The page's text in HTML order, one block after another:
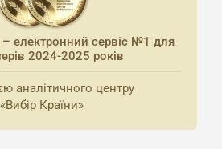
– електронний сервіс №1 для
2024-2025 років
аналітичного центру
«Вибір Країни»